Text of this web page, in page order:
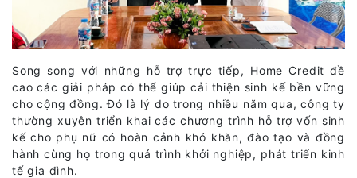
Song song với những hỗ trợ trực tiếp, Home Credit đề
cao các giải pháp có thể giúp cải thiện sinh kế bền vững
cho cộng đồng. Đó là lý do trong nhiều năm qua, công ty
thường xuyên triển khai các chương trình hỗ trợ vốn sinh
kế cho phụ nữ có hoàn cảnh khó khăn, đào tạo và đồng
hành cùng họ trong quá trình khởi nghiệp, phát triển kinh
tế gia đình.